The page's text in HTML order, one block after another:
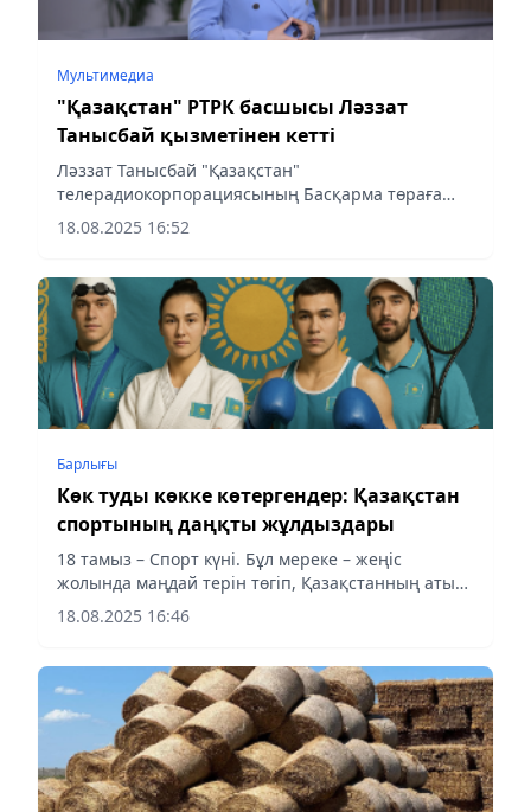
Мультимедиа
"Қазақстан" РТРК басшысы Ләззат
Танысбай қызметінен кетті
Ләззат Танысбай "Қазақстан"
телерадиокорпорациясының Басқарма төраға
қызметінен кетті, - деп хабарлайды
aqshamnews.kz тілшісі. "Бірге қызмет еткен
18.08.2025 16:52
Барлығы
Көк туды көкке көтергендер: Қазақстан
спортының даңқты жұлдыздары
18 тамыз – Спорт күні. Бұл мереке – жеңіс
жолында маңдай терін төгіп, Қазақстанның атын
әлемге танытқан батыр спортшыларға арналған.
Осыған орай Аqshamnews.kz тілшісі ел
18.08.2025 16:46